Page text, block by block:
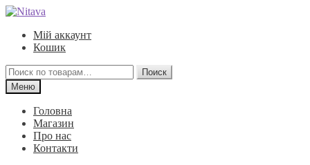
Перейти
навигации
Перейти
содержимому
Мій аккаунт
Кошик
Искать:
Поиск
Меню
Головна
Магазин
Про нас
Контакти